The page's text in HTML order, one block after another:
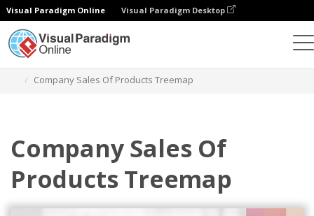
Visual Paradigm Online Visual Paradigm Desktop
Company Sales Of Products Treemap
Company Sales Of
Products Treemap